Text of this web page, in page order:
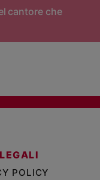
cantore che
POLICY